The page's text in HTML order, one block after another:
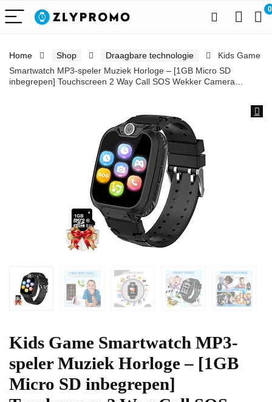
0
Home Shop Draagbare technologie
Kids Game
Smartwatch MP3-speler Muziek Horloge – [1GB Micro SD
inbegrepen] Touchscreen 2 Way Call SOS Wekker Camera…
Kids Game Smartwatch MP3-
speler Muziek Horloge – [1GB
Micro SD inbegrepen]